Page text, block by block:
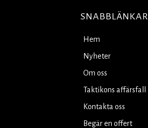
SNABBLÄNKAR
Hem
Nyheter
Om oss
Taktikons affärsfall
Kontakta oss
Begär en offert